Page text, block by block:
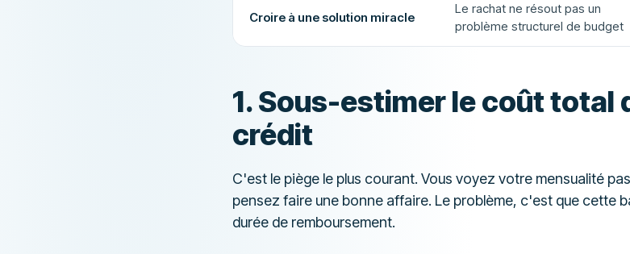
Croire à une solution miracle
Le rachat ne résout pas un
problème structurel de budget
1. Sous-estimer le coût total
crédit
C'est le piège le plus courant. Vous voyez votre mensualité
pensez faire une bonne affaire. Le problème, c'est que cette
durée de remboursement.